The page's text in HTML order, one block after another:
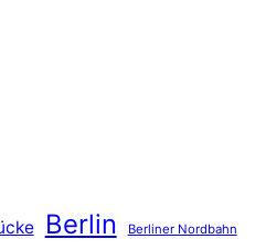
Berlin Berliner Nordbahn